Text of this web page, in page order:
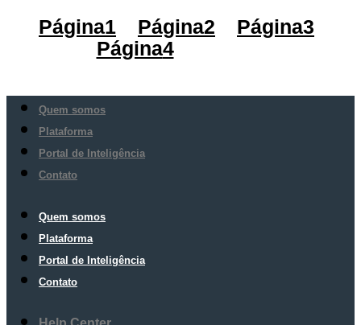
Página1 Página2 Página3
Página4
Quem somos
Plataforma
Portal de Inteligência
Contato
Quem somos
Plataforma
Portal de Inteligência
Contato